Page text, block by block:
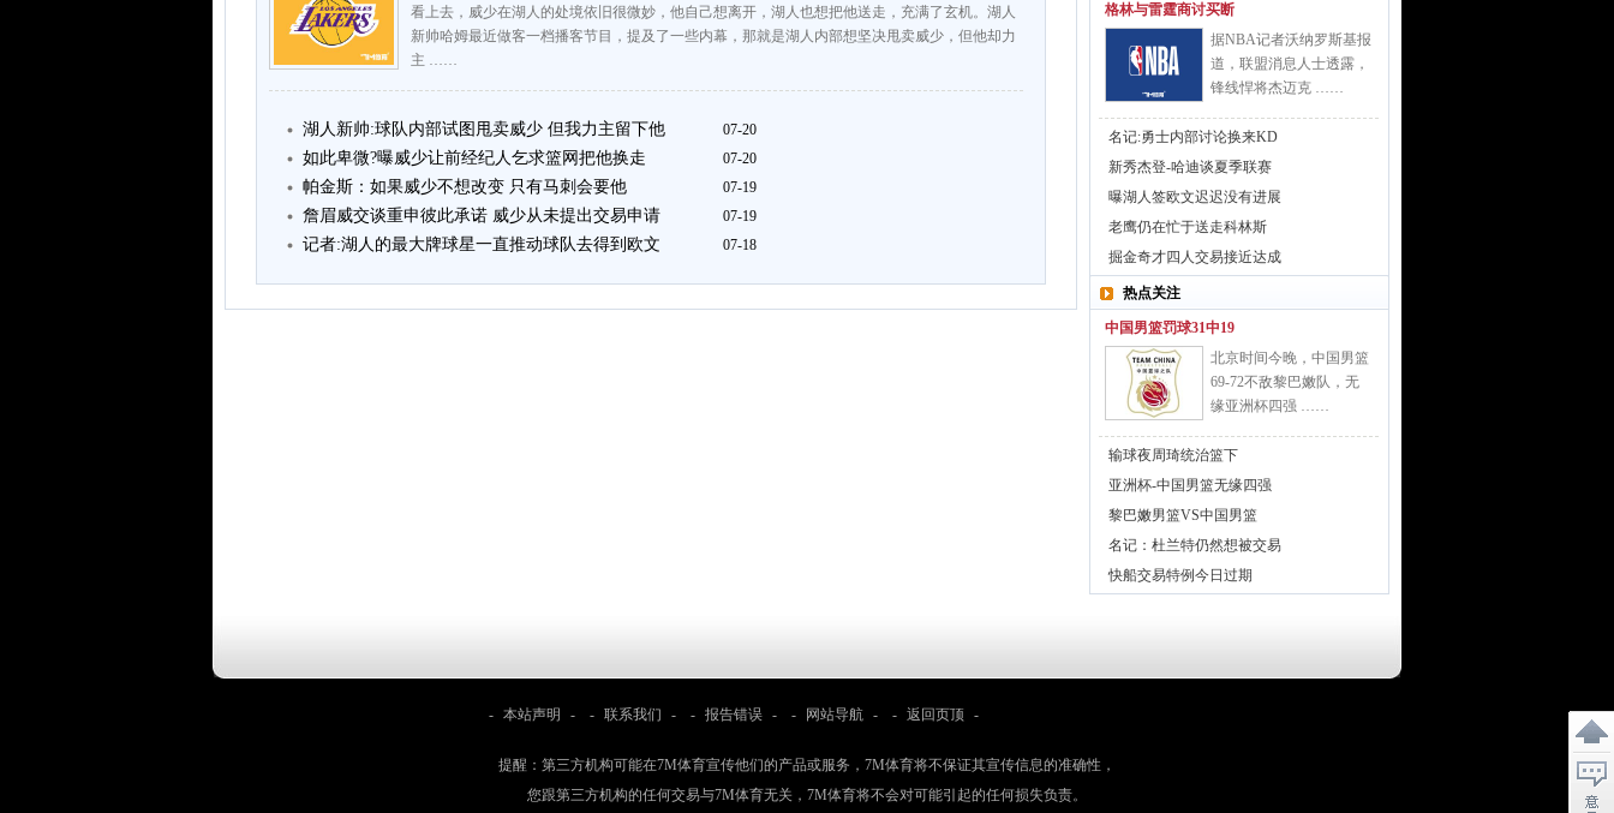
看上去，威少在湖人的处境依旧很微妙，他自己想离开，湖人也想把他送走，充满了玄机。湖人
新帅哈姆最近做客一档播客节目，提及了一些内幕，那就是湖人内部想坚决甩卖威少，但他却力
主 ……
湖人新帅:球队内部试图甩卖威少 但我力主留下他 07-20
如此卑微?曝威少让前经纪人乞求篮网把他换走 07-20
帕金斯：如果威少不想改变 只有马刺会要他 07-19
詹眉威交谈重申彼此承诺 威少从未提出交易申请 07-19
记者:湖人的最大牌球星一直推动球队去得到欧文 07-18
格林与雷霆商讨买断
据NBA记者沃纳罗斯基报
道，联盟消息人士透露，
锋线悍将杰迈克 ……
名记:勇士内部讨论换来KD
新秀杰登-哈迪谈夏季联赛
曝湖人签欧文迟迟没有进展
老鹰仍在忙于送走科林斯
掘金奇才四人交易接近达成
热点关注
中国男篮罚球31中19
北京时间今晚，中国男篮
69-72不敌黎巴嫩队，无
缘亚洲杯四强 ……
输球夜周琦统治篮下
亚洲杯-中国男篮无缘四强
黎巴嫩男篮VS中国男篮
名记：杜兰特仍然想被交易
快船交易特例今日过期
- 本站声明 - - 联系我们 - - 报告错误 - - 网站导航 - - 返回页顶 -
提醒：第三方机构可能在7M体育宣传他们的产品或服务，7M体育将不保证其宣传信息的准确性，
您跟第三方机构的任何交易与7M体育无关，7M体育将不会对可能引起的任何损失负责。